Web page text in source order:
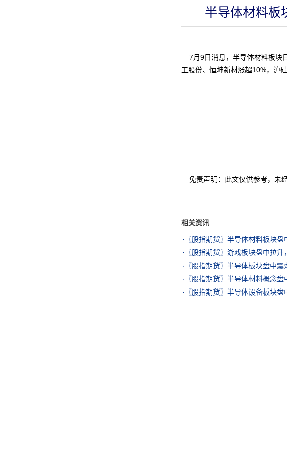
半导体材料板
7月9日消息，半导体材料板块
工股份、恒坤新材涨超10%，沪
免责声明：此文仅供参考，未
相关资讯:
·
〖股指期货〗半导体材料板块
· 〖股指期货〗游戏板块盘中拉
· 〖股指期货〗半导体板块盘中
· 〖股指期货〗半导体材料概念
· 〖股指期货〗半导体设备板块